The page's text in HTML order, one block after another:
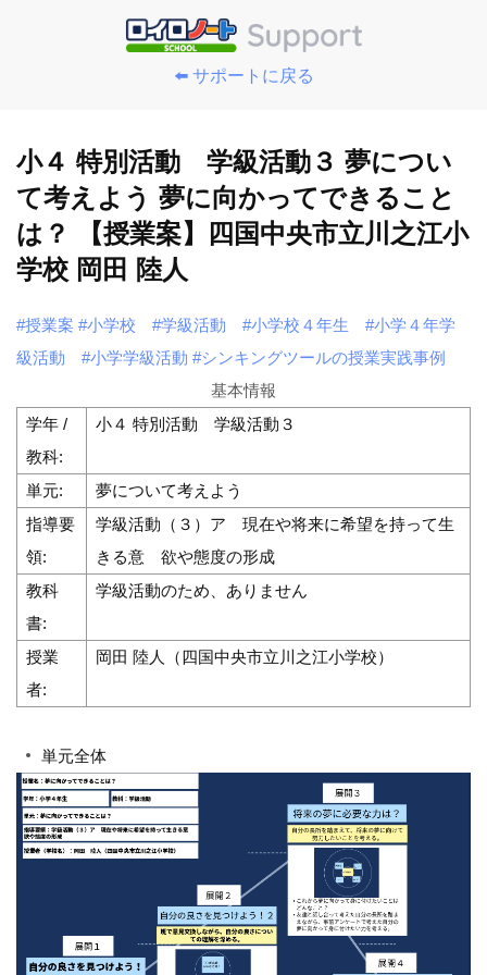
⬅️ サポートに戻る
小４ 特別活動 学級活動３ 夢につい
て考えよう 夢に向かってできること
は？ 【授業案】四国中央市立川之江小
学校 岡田 陸人
#授業案 #小学校 #学級活動 #小学校４年生
#小学４年学
級活動
#小学学級活動 #シンキングツールの授業実践事例
基本情報
学年 /
教科:
小４ 特別活動 学級活動３
単元:
夢について考えよう
指導要
領:
学級活動（３）ア 現在や将来に希望を持って生
きる意 欲や態度の形成
教科
書:
学級活動のため、ありません
授業
者:
岡田 陸人（四国中央市立川之江小学校）
単元全体